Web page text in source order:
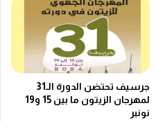
جرسيف تحتضن الدورة الـ31
لمهرجان الزيتون ما بين 15 و19
نونبر